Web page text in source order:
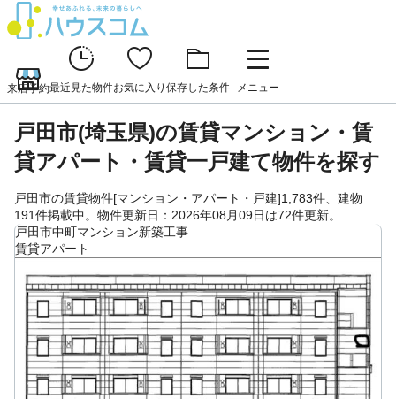
来店予約最近見た物件お気に入り 保存した条件 メニュー
戸田市(埼玉県)の賃貸マンション・賃
貸アパート・賃貸一戸建て物件を探す
戸田市の賃貸物件[マンション・アパート・戸建]1,783件、建物
191件掲載中。物件更新日：2026年08月09日は72件更新。
戸田市中町マンション新築工事
賃貸アパート